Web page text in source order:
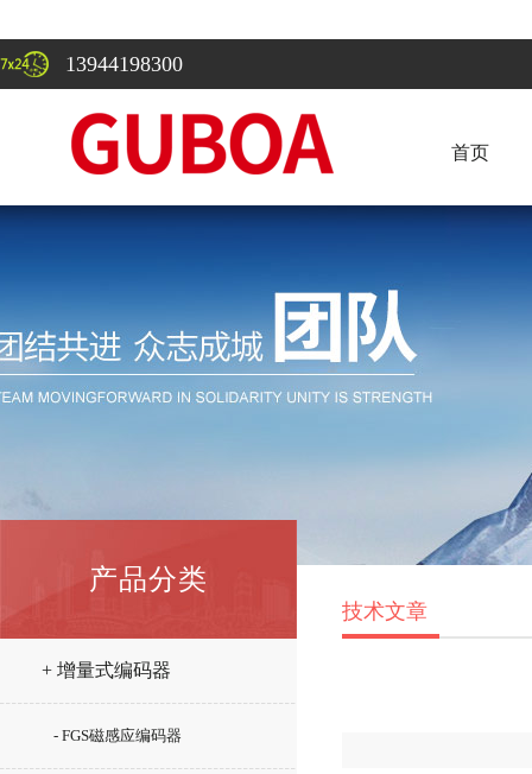
13944198300
首页
产品分类
+ 增量式编码器
- FGS磁感应编码器
技术文章